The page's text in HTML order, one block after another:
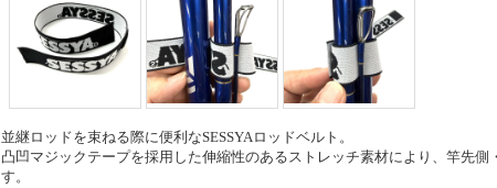
並継ロッドを束ねる際に便利なSESSYAロッドベルト。
凸凹マジックテープを採用した伸縮性のあるストレッチ素材により、竿先
す。